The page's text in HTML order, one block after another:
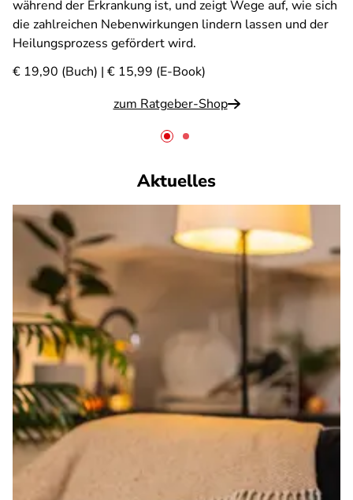
während der Erkrankung ist, und zeigt Wege auf, wie sich
die zahlreichen Nebenwirkungen lindern lassen und der
Heilungsprozess gefördert wird.
€ 19,90 (Buch) | € 15,99 (E-Book)
zum Ratgeber-Shop
Aktuelles